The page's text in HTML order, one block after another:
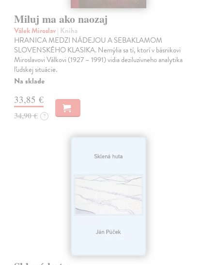
Miluj ma ako naozaj
Válek Miroslav| Kniha
HRANICA MEDZI NÁDEJOU A SEBAKLAMOM
SLOVENSKÉHO KLASIKA. Nemýlia sa tí, ktorí v básnikovi
Miroslavovi Válkovi (1927 – 1991) vidia deziluzívneho analytika
ľudskej situácie.
Na sklade
33,85 €
34,90 € ?